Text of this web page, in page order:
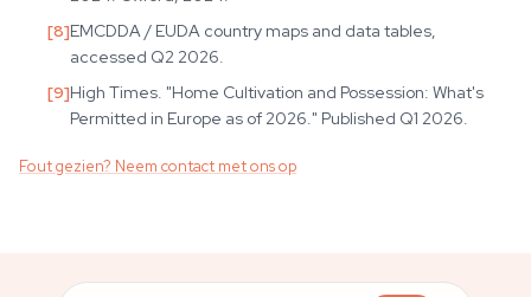
[8]EMCDDA / EUDA country maps and data tables,
accessed Q2 2026.
[9]High Times. "Home Cultivation and Possession: What's
Permitted in Europe as of 2026." Published Q1 2026.
Fout gezien? Neem contact met ons op